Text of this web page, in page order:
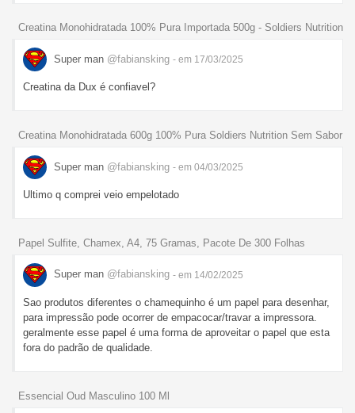
Creatina Monohidratada 100% Pura Importada 500g - Soldiers Nutrition
Super man @fabiansking - em 17/03/2025
Creatina da Dux é confiavel?
Creatina Monohidratada 600g 100% Pura Soldiers Nutrition Sem Sabor
Super man @fabiansking - em 04/03/2025
Ultimo q comprei veio empelotado
Papel Sulfite, Chamex, A4, 75 Gramas, Pacote De 300 Folhas
Super man @fabiansking - em 14/02/2025
Sao produtos diferentes o chamequinho é um papel para desenhar,
para impressão pode ocorrer de empacocar/travar a impressora.
geralmente esse papel é uma forma de aproveitar o papel que esta
fora do padrão de qualidade.
Essencial Oud Masculino 100 Ml